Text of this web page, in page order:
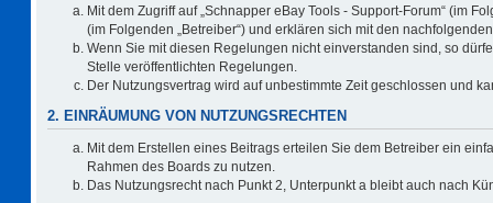
Mit dem Zugriff auf „Schnapper eBay Tools - Support-Forum“ (im
(im Folgenden „Betreiber“) und erklären sich mit den
Wenn Sie mit diesen Regelungen nicht einverstanden sind, so
Stelle veröffentlichten Regelungen.
Der Nutzungsvertrag wird auf unbestimmte Zeit geschlossen und
2. EINRÄUMUNG VON NUTZUNGSRECHTEN
Mit dem Erstellen eines Beitrags erteilen Sie dem Betreiber ein
Rahmen des Boards zu nutzen.
Das Nutzungsrecht nach Punkt 2, Unterpunkt a bleibt auch nach